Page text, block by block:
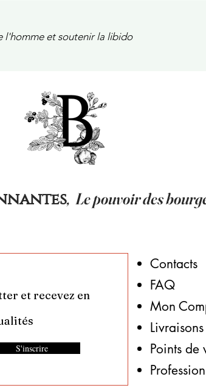
l'homme et soutenir la libido
, Le pouvoir des
et recevez en
S'inscrire
Contacts
FAQ
Mon
​Points de